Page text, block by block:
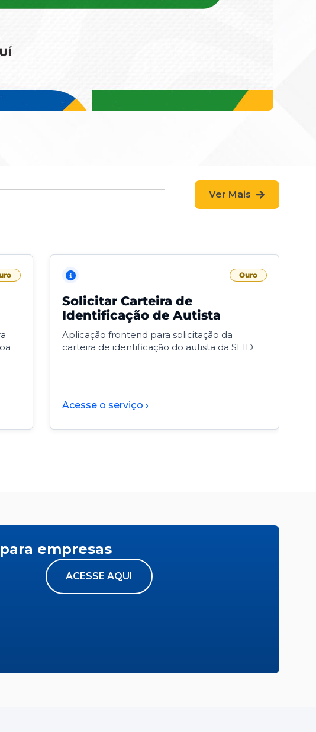
Ver Mais
Ouro
Solicitar Carteira de
Identificação de Autista
Aplicação frontend para solicitação da
carteira de identificação do autista da SEID
Acesse o serviço ›
empresas
ACESSE AQUI